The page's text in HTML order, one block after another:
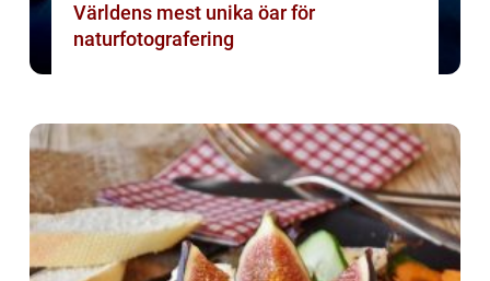
Världens mest unika öar för
naturfotografering